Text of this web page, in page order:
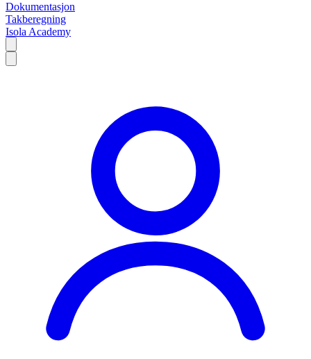
Dokumentasjon
Takberegning
Isola Academy